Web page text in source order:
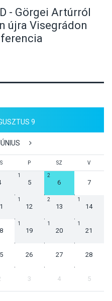
- Görgei Artúrról
újra Visegrádon
9
P SZ V
5
1
6
2
7
12
1
13
2
14
1
19
1
20
1
21
1
26 27 28
3 4 5